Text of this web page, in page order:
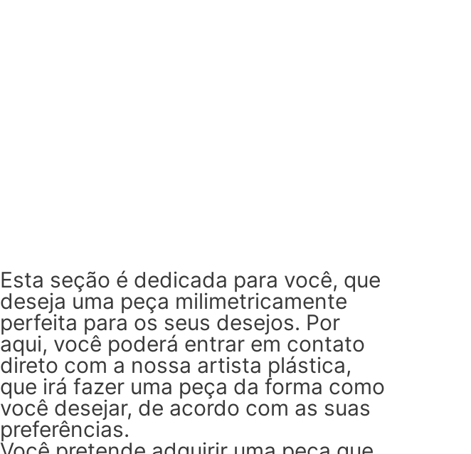
Esta seção é dedicada para você, que
deseja uma peça milimetricamente
perfeita para os seus desejos. Por
aqui, você poderá entrar em contato
direto com a nossa artista plástica,
que irá fazer uma peça da forma como
você desejar, de acordo com as suas
preferências.